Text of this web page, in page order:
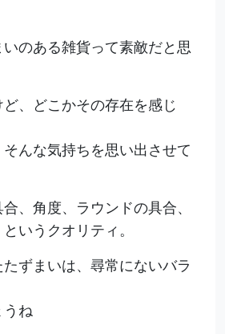
のある雑貨って素敵だと思
、どこかその存在を感じ
んな気持ちを思い出させて
、角度、ラウンドの具合、
いうクオリティ。
ずまいは、尋常にないバラ
ね